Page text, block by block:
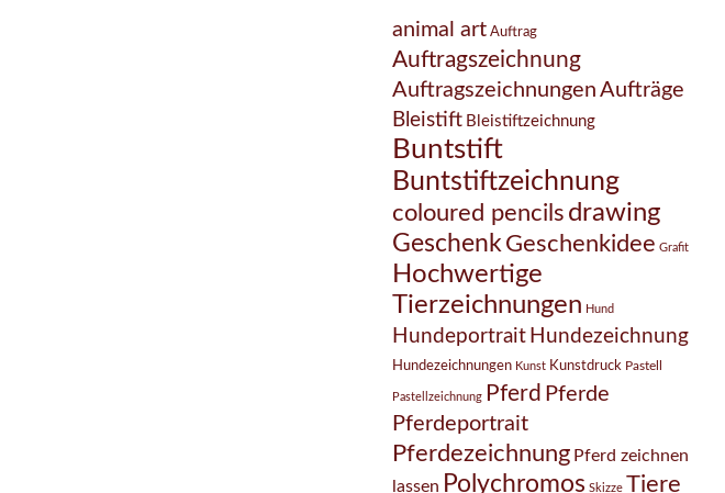
animal art Auftrag
Auftragszeichnung
Auftragszeichnungen Aufträge
Bleistift Bleistiftzeichnung
Buntstift
Buntstiftzeichnung
coloured pencils drawing
Geschenk Geschenkidee Grafit
Hochwertige
Tierzeichnungen Hund
Hundeportrait Hundezeichnung
Hundezeichnungen Kunst Kunstdruck Pastell
Pastellzeichnung Pferd Pferde
Pferdeportrait
Pferdezeichnung Pferd zeichnen
lassen Polychromos Skizze Tiere